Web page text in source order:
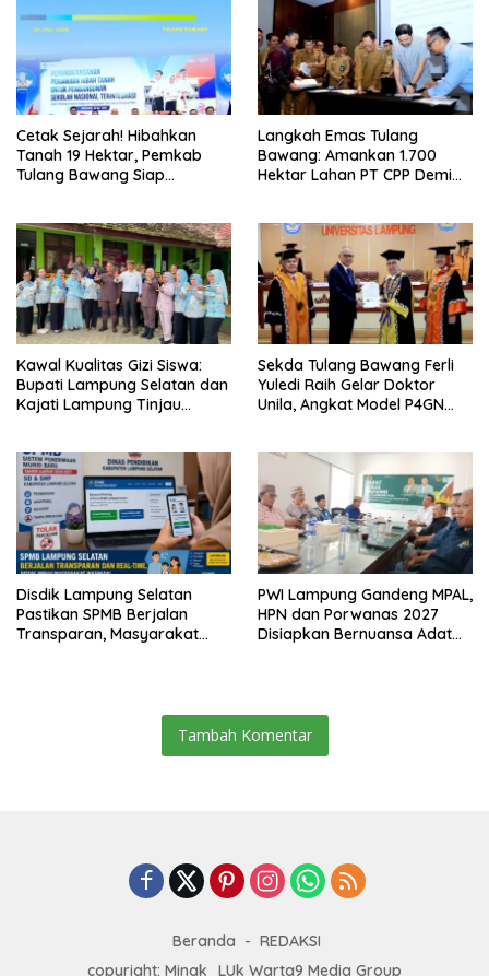
Cetak Sejarah! Hibahkan
Tanah 19 Hektar, Pemkab
Tulang Bawang Siap
Lampung
Langkah Emas Tulang
Bawang: Amankan 1.700
Hektar Lahan PT CPP Demi
Kawal Kualitas Gizi Siswa:
Bupati Lampung Selatan dan
Kajati Lampung Tinjau
Sekda Tulang Bawang Ferli
Yuledi Raih Gelar Doktor
Unila, Angkat Model P4GN
Disdik Lampung Selatan
Pastikan SPMB Berjalan
Transparan, Masyarakat
PWI Lampung Gandeng MPAL,
HPN dan Porwanas 2027
Disiapkan Bernuansa Adat
Tambah Komentar
Beranda
REDAKSI
copyright: Minak_LUk Warta9 Media Group